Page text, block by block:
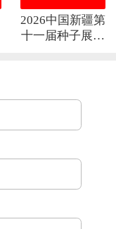
2026中国新疆第
十一届种子展示